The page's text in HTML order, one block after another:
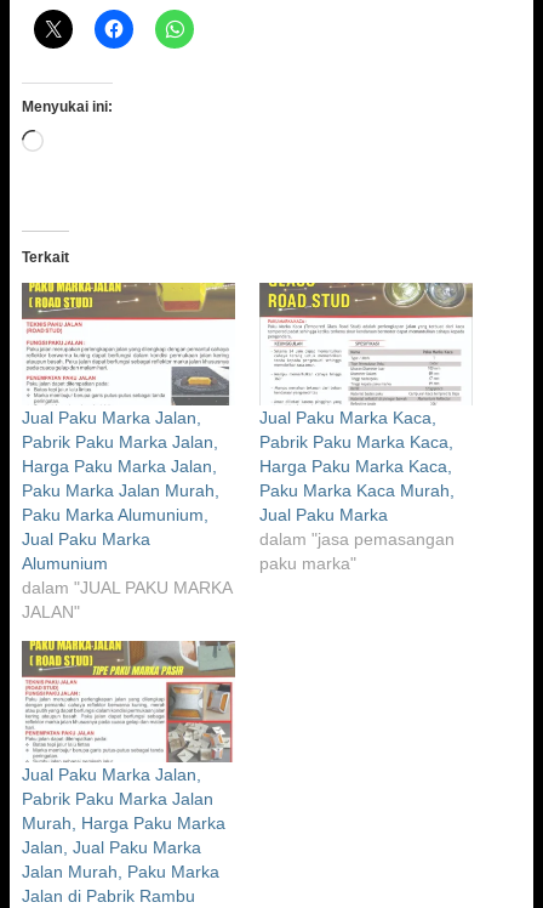
Menyukai ini:
Memuat...
Terkait
Jual Paku Marka Jalan,
Pabrik Paku Marka Jalan,
Harga Paku Marka Jalan,
Paku Marka Jalan Murah,
Paku Marka Alumunium,
Jual Paku Marka
Alumunium
dalam "JUAL PAKU MARKA
JALAN"
Jual Paku Marka Kaca,
Pabrik Paku Marka Kaca,
Harga Paku Marka Kaca,
Paku Marka Kaca Murah,
Jual Paku Marka
dalam "jasa pemasangan
paku marka"
Jual Paku Marka Jalan,
Pabrik Paku Marka Jalan
Murah, Harga Paku Marka
Jalan, Jual Paku Marka
Jalan Murah, Paku Marka
Jalan di Pabrik Rambu